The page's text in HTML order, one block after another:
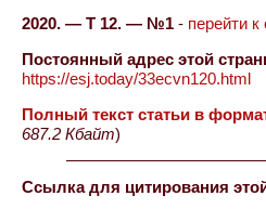
2020. — Т 12. — №1 - перейти
Постоянный адрес этой
https://esj.today/33ecvn120.html
Полный текст статьи в
687.2 Кбайт)
Ссылка для цитирования